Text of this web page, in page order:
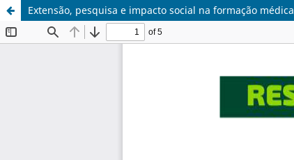
Extensão, pesquisa e impacto social na formação médica